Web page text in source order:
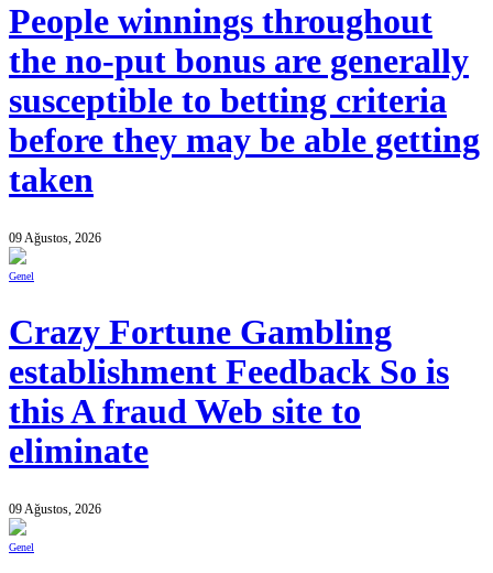
People winnings throughout
the no-put bonus are generally
susceptible to betting criteria
before they may be able getting
taken
09 Ağustos, 2026
Genel
Crazy Fortune Gambling
establishment Feedback So is
this A fraud Web site to
eliminate
09 Ağustos, 2026
Genel